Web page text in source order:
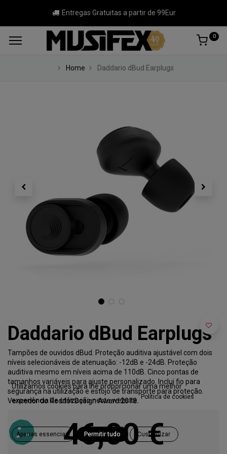
Entregas Gratuitas a partir de 99Eur
0
Home Daddario dBud Earplugs
Daddario dBud Earplugs
Tampões de ouvidos dBud. Proteção auditiva ajustável com dois
níveis selecionáveis ​​de atenuação: -12dB e -24dB. Proteção
auditiva mesmo em níveis acima de 110dB. Cinco pontas de
tamanhos variáveis ​​para ajuste personalizado. Inclui fio para
segurança na utilização e estojo de transporte para proteção.
Vencedor do Reddot Design Award 2018.
46,00€
Utilizamos cookies para lhe proporcionar uma melhor
experiência de utilização neste website.
Política de cookies
Apenas essenciais Permitir tudo Customizar